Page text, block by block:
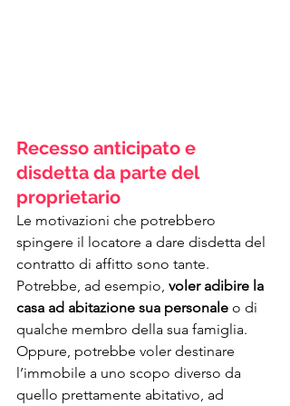
Recesso anticipato e
disdetta da parte del
proprietario
Le motivazioni che potrebbero
spingere il locatore a dare disdetta del
contratto di affitto sono tante.
Potrebbe, ad esempio, voler adibire la
casa ad abitazione sua personale o di
qualche membro della sua famiglia.
Oppure, potrebbe voler destinare
l’immobile a uno scopo diverso da
quello prettamente abitativo, ad